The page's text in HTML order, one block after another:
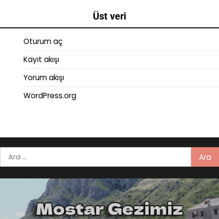
Üst veri
Oturum aç
Kayıt akışı
Yorum akışı
WordPress.org
Arama: